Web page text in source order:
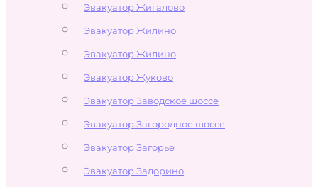
Эвакуатор Жигалово
Эвакуатор Жилино
Эвакуатор Жилино
Эвакуатор Жуково
Эвакуатор Заводское шоссе
Эвакуатор Загородное шоссе
Эвакуатор Загорье
Эвакуатор Задорино